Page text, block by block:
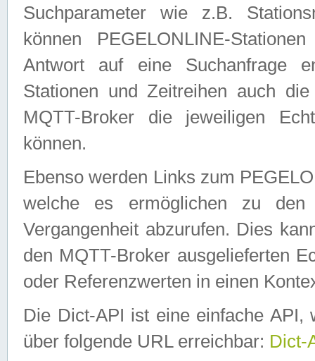
Suchparameter wie z.B.
können PEGELONLINE-
Antwort auf eine Suchanfrage
Stationen und Zeitreihen auch
MQTT-Broker die jeweiligen
können.
Ebenso werden Links zum
welche es ermöglichen zu den
Vergangenheit abzurufen. Dies
den MQTT-Broker ausgelieferten
oder Referenzwerten in einen
Die Dict-API ist eine einfache API,
über folgende URL erreichbar: Dict-